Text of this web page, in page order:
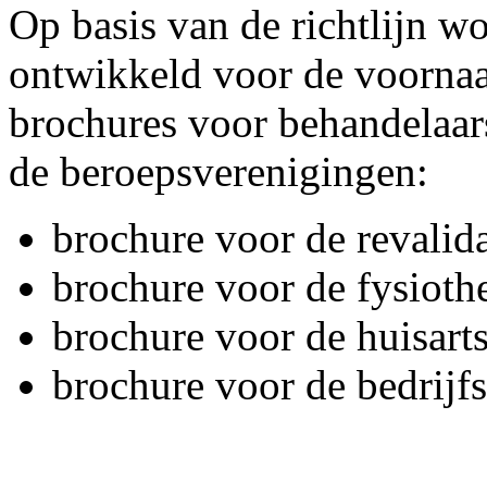
Op basis van de richtlijn
ontwikkeld voor de
brochures voor
de beroepsverenigingen:
brochure voor de
brochure voor de
brochure voor de
brochure voor de